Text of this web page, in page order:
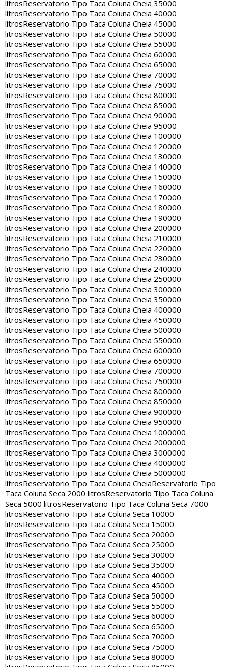
litrosReservatorio Tipo Taca Coluna Cheia 35000
litrosReservatorio Tipo Taca Coluna Cheia 40000
litrosReservatorio Tipo Taca Coluna Cheia 45000
litrosReservatorio Tipo Taca Coluna Cheia 50000
litrosReservatorio Tipo Taca Coluna Cheia 55000
litrosReservatorio Tipo Taca Coluna Cheia 60000
litrosReservatorio Tipo Taca Coluna Cheia 65000
litrosReservatorio Tipo Taca Coluna Cheia 70000
litrosReservatorio Tipo Taca Coluna Cheia 75000
litrosReservatorio Tipo Taca Coluna Cheia 80000
litrosReservatorio Tipo Taca Coluna Cheia 85000
litrosReservatorio Tipo Taca Coluna Cheia 90000
litrosReservatorio Tipo Taca Coluna Cheia 95000
litrosReservatorio Tipo Taca Coluna Cheia 100000
litrosReservatorio Tipo Taca Coluna Cheia 120000
litrosReservatorio Tipo Taca Coluna Cheia 130000
litrosReservatorio Tipo Taca Coluna Cheia 140000
litrosReservatorio Tipo Taca Coluna Cheia 150000
litrosReservatorio Tipo Taca Coluna Cheia 160000
litrosReservatorio Tipo Taca Coluna Cheia 170000
litrosReservatorio Tipo Taca Coluna Cheia 180000
litrosReservatorio Tipo Taca Coluna Cheia 190000
litrosReservatorio Tipo Taca Coluna Cheia 200000
litrosReservatorio Tipo Taca Coluna Cheia 210000
litrosReservatorio Tipo Taca Coluna Cheia 220000
litrosReservatorio Tipo Taca Coluna Cheia 230000
litrosReservatorio Tipo Taca Coluna Cheia 240000
litrosReservatorio Tipo Taca Coluna Cheia 250000
litrosReservatorio Tipo Taca Coluna Cheia 300000
litrosReservatorio Tipo Taca Coluna Cheia 350000
litrosReservatorio Tipo Taca Coluna Cheia 400000
litrosReservatorio Tipo Taca Coluna Cheia 450000
litrosReservatorio Tipo Taca Coluna Cheia 500000
litrosReservatorio Tipo Taca Coluna Cheia 550000
litrosReservatorio Tipo Taca Coluna Cheia 600000
litrosReservatorio Tipo Taca Coluna Cheia 650000
litrosReservatorio Tipo Taca Coluna Cheia 700000
litrosReservatorio Tipo Taca Coluna Cheia 750000
litrosReservatorio Tipo Taca Coluna Cheia 800000
litrosReservatorio Tipo Taca Coluna Cheia 850000
litrosReservatorio Tipo Taca Coluna Cheia 900000
litrosReservatorio Tipo Taca Coluna Cheia 950000
litrosReservatorio Tipo Taca Coluna Cheia 1000000
litrosReservatorio Tipo Taca Coluna Cheia 2000000
litrosReservatorio Tipo Taca Coluna Cheia 3000000
litrosReservatorio Tipo Taca Coluna Cheia 4000000
litrosReservatorio Tipo Taca Coluna Cheia 5000000
litrosReservatorio Tipo Taca Coluna CheiaReservatorio Tipo
Taca Coluna Seca 2000 litrosReservatorio Tipo Taca Coluna
Seca 5000 litrosReservatorio Tipo Taca Coluna Seca 7000
litrosReservatorio Tipo Taca Coluna Seca 10000
litrosReservatorio Tipo Taca Coluna Seca 15000
litrosReservatorio Tipo Taca Coluna Seca 20000
litrosReservatorio Tipo Taca Coluna Seca 25000
litrosReservatorio Tipo Taca Coluna Seca 30000
litrosReservatorio Tipo Taca Coluna Seca 35000
litrosReservatorio Tipo Taca Coluna Seca 40000
litrosReservatorio Tipo Taca Coluna Seca 45000
litrosReservatorio Tipo Taca Coluna Seca 50000
litrosReservatorio Tipo Taca Coluna Seca 55000
litrosReservatorio Tipo Taca Coluna Seca 60000
litrosReservatorio Tipo Taca Coluna Seca 65000
litrosReservatorio Tipo Taca Coluna Seca 70000
litrosReservatorio Tipo Taca Coluna Seca 75000
litrosReservatorio Tipo Taca Coluna Seca 80000